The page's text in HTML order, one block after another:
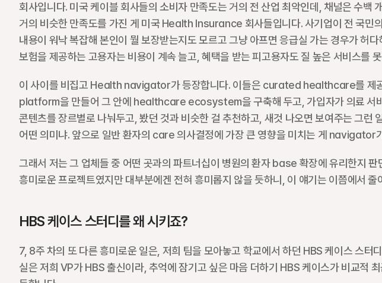
회사입니다. 미국 케이블 회사들의 소비자 만족도는 거의 전 산업 최악인데, 채널은 수백
거의 비슷한 만족도를 가진 게 미국 Health Insurance 회사들입니다. 사기업이 전 국민
내용이 워낙 복잡해 본인이 뭘 보장받는지도 모르고 그냥 아프면 응급실 가는 경우가 허
보험을 제공하는 고용자는 비용이 계속 늘고, 혜택을 받는 피고용자도 질 높은 서비스를
이 사이를 비집고 Health navigator가 등장합니다. 이들은 curated healthcare를 제
platform을 만들어 그 안에 healthcare ecosystem을 구축해 두고, 가입자가 의료 서
콘텐츠를 장르별로 나눠두고, 봤던 것과 비슷한 걸 추천하고, 새것 나오면 보여주는 그런
어떤 의미냐. 앞으로 일반 환자의 care 의사결정에 가장 큰 영향을 미치는 게 navigator
그래서 저는 그 업체들 중 어떤 곳과의 파트너십이 병원의 환자 base 확장에 유리한지
흥미로운 프로젝트였지만 대부분에겐 전혀 흥미롭지 않을 듯하니, 이 얘기는 이쯤에서 줄
HBS 케이스 스터디를 왜 시키죠?
7, 8주 차의 또 다른 흥미로운 일은, 저희 팀을 모아놓고 학교에서 하던 HBS 케이스 스터
실은 저희 VP가 HBS 출신이라, 추억에 잠기고 싶은 마음 더하기 HBS 케이스가 비교적